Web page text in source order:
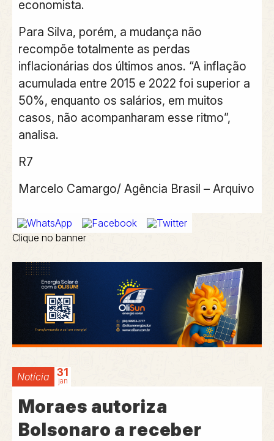
economista.
Para Silva, porém, a mudança não
recompõe totalmente as perdas
inflacionárias dos últimos anos. “A inflação
acumulada entre 2015 e 2022 foi superior a
50%, enquanto os salários, em muitos
casos, não acompanharam esse ritmo”,
analisa.
R7
Marcelo Camargo/ Agência Brasil – Arquivo
Clique no banner
Notícia 31
jan
Moraes autoriza
Bolsonaro a receber